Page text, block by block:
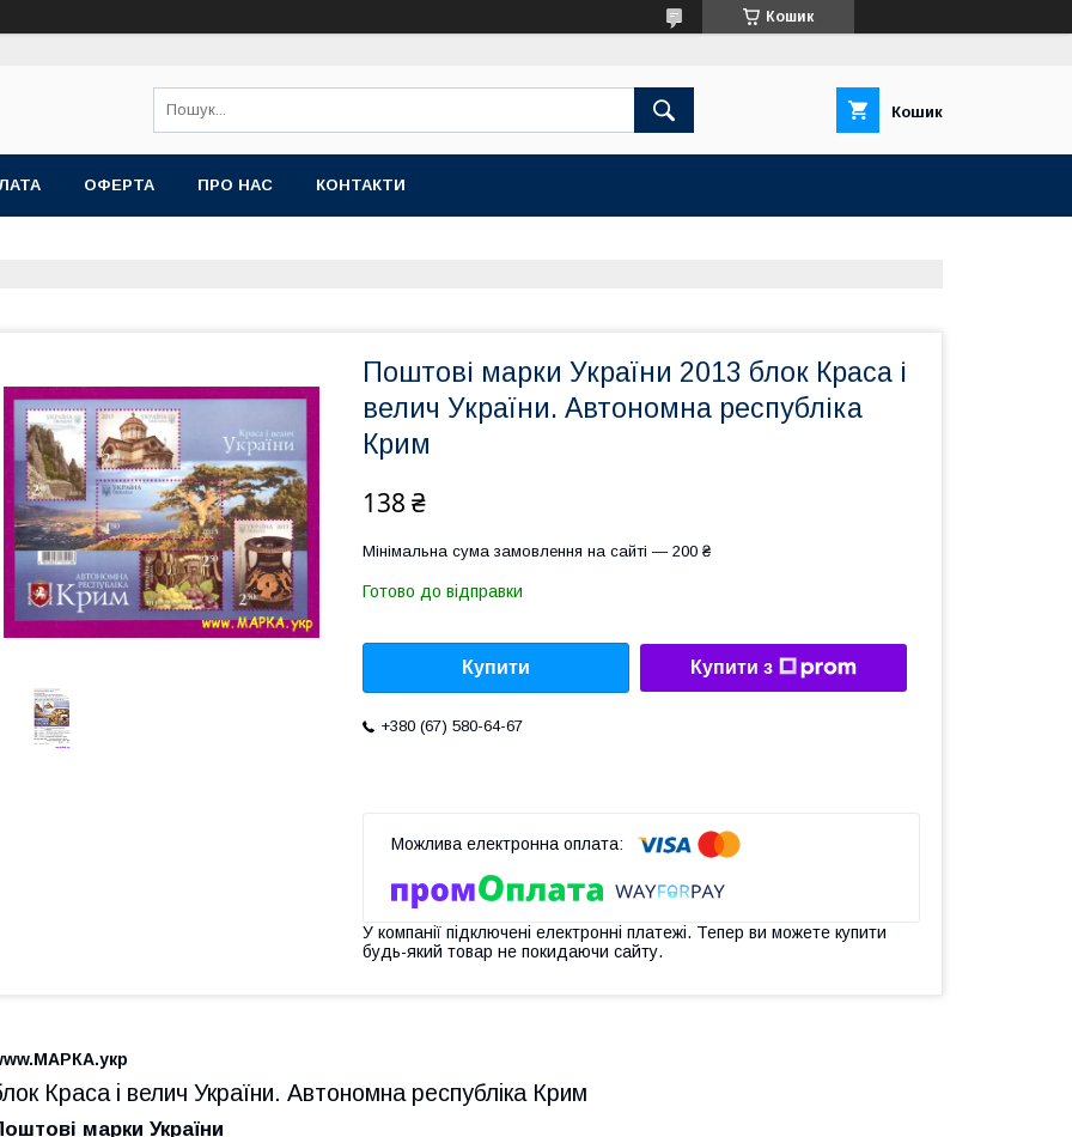
Кошик
Кошик
ОФЕРТА ПРО НАС КОНТАКТИ
Поштові марки України 2013 блок Краса і
велич України. Автономна республіка
Крим
138 ₴
Мінімальна сума замовлення на сайті — 200 ₴
Готово до відправки
Купити Купити з
+380 (67) 580-64-67
У компанії підключені електронні платежі. Тепер ви можете купити
будь-який товар не покидаючи сайту.
Краса і велич України. Автономна республіка Крим
марки України